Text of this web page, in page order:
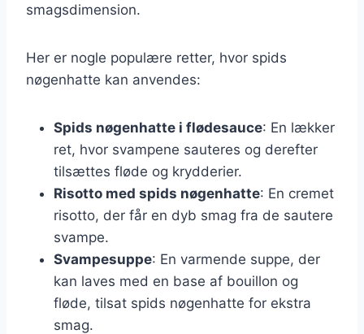
smagsdimension.
Her er nogle populære retter, hvor spids
nøgenhatte kan anvendes:
Spids nøgenhatte i flødesauce: En lækker
ret, hvor svampene sauteres og derefter
tilsættes fløde og krydderier.
Risotto med spids nøgenhatte: En cremet
risotto, der får en dyb smag fra de sautere
svampe.
Svampesuppe: En varmende suppe, der
kan laves med en base af bouillon og
fløde, tilsat spids nøgenhatte for ekstra
smag.